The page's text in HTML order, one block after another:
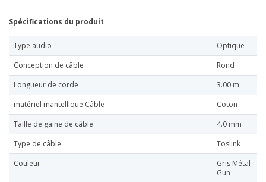
Spécifications du produit
Type audio
Optique
Conception de câble
Rond
Longueur de corde
3.00 m
matériel mantellique Câble
Coton
Taille de gaine de câble
4.0 mm
Type de câble
Toslink
Couleur
Gris Métal
Gun